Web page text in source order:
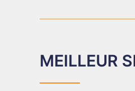
MEILLEUR